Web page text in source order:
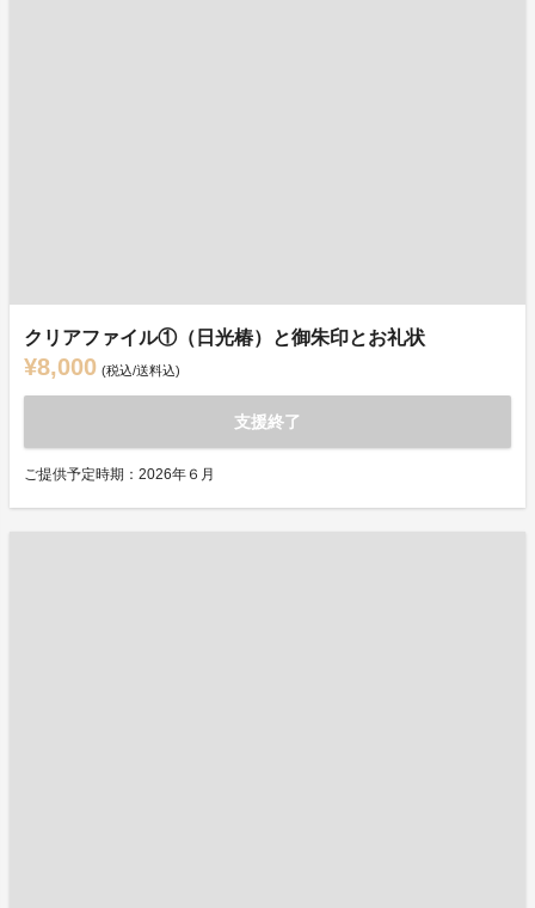
クリアファイル①（日光椿）と御朱印とお礼状
¥8,000 (税込/送料込)
支援終了
ご提供予定時期：2026年６月